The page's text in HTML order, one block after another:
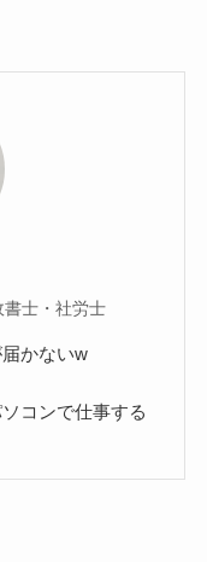
士・社労士
かないw
コンで仕事する